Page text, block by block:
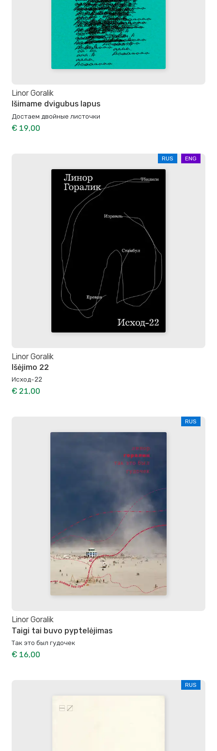
Linor Goralik
Išimame dvigubus lapus
Достаем двойные листочки
€ 19,00
RUS ENG
Linor Goralik
Išėjimo 22
Исход-22
€ 21,00
RUS
Linor Goralik
Taigi tai buvo pyptelėjimas
Так это был гудочек
€ 16,00
RUS